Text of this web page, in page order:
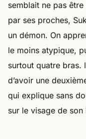
semblait ne pas
par ses proches,
un démon. On
le moins atypique,
surtout quatre bras.
d’avoir une
qui explique sans
sur le visage de son